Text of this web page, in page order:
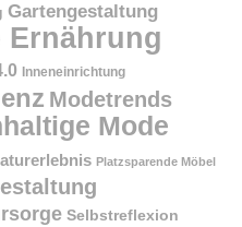
Gartengestaltung
Ernährung
Inneneinrichtung
Modetrends
Mode
Platzsparende Möbel
Selbstreflexion